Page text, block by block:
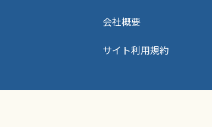
会社概要
サイト利用規約